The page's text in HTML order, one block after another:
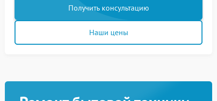
Получить консультацию
Наши цены